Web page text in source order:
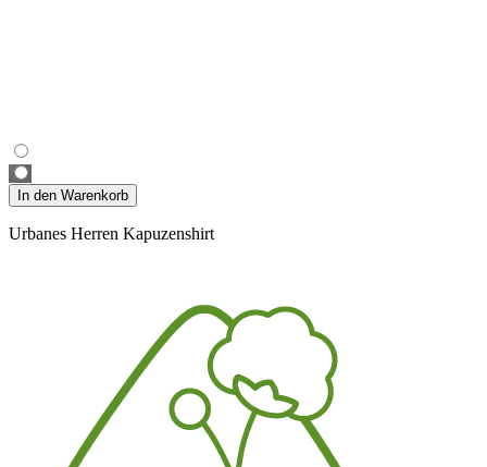
In den Warenkorb
Urbanes Herren Kapuzenshirt